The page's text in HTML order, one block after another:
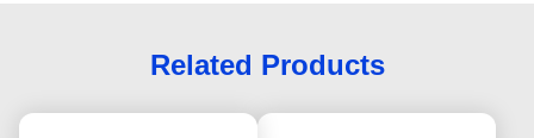
Related Products